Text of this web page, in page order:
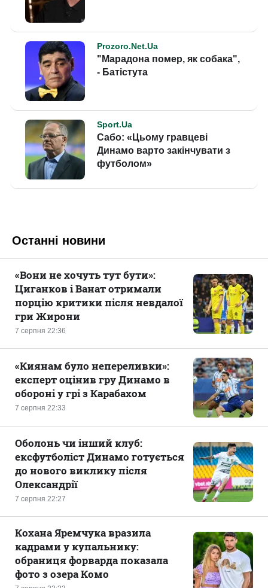
Останні новини
7 серпня 22:36
«Вони не хочуть тут бути»:
Циганков і Ванат отримали
порцію критики після невдалої
гри Жирони
7 серпня 22:33
«Киянам було непереливки»:
експерт оцінив гру Динамо в
обороні у грі з Карабахом
7 серпня 22:27
Оболонь чи інший клуб:
ексфутболіст Динамо готується
до нового виклику після
Олександрії
Кохана Яремчука вразила
кадрами у купальнику:
обраниця форварда показала
фото з озера Комо